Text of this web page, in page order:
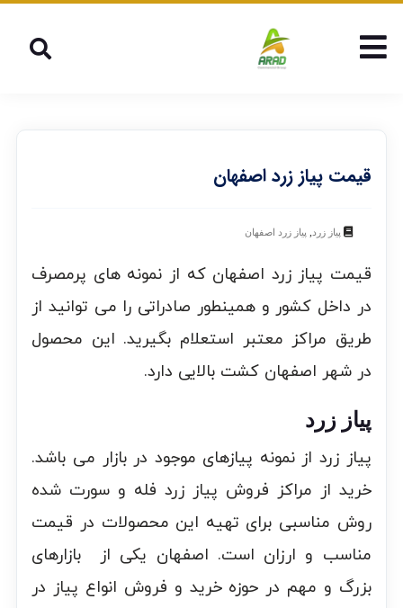
قیمت پیاز زرد اصفهان
پیاز زرد , پیاز زرد اصفهان
قیمت پیاز زرد اصفهان که از نمونه های پرمصرف
در داخل کشور و همینطور صادراتی را می توانید از
طریق مراکز معتبر استعلام بگیرید. این محصول
در شهر اصفهان کشت بالایی دارد.
پیاز زرد
پیاز زرد از نمونه پیازهای موجود در بازار می باشد.
خرید از مراکز فروش پیاز زرد فله و سورت شده
روش مناسبی برای تهیه این محصولات در قیمت
مناسب و ارزان است. اصفهان یکی از بازارهای
بزرگ و مهم در حوزه خرید و فروش انواع پیاز در